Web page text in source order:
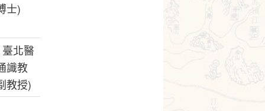
士)
北醫
識教
教授)